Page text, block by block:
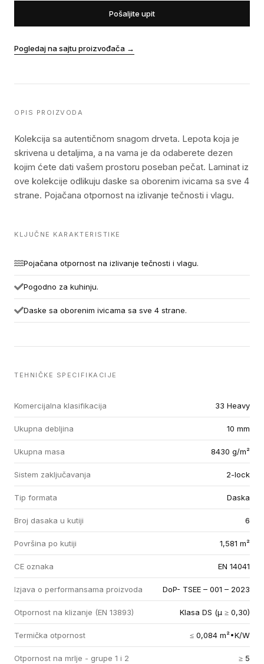
Pošaljite upit
Pogledaj na sajtu proizvođača →
OPIS PROIZVODA
Kolekcija sa autentičnom snagom drveta. Lepota koja je
skrivena u detaljima, a na vama je da odaberete dezen
kojim ćete dati vašem prostoru poseban pečat. Laminat iz
ove kolekcije odlikuju daske sa oborenim ivicama sa sve 4
strane. Pojačana otpornost na izlivanje tečnosti i vlagu.
KLJUČNE KARAKTERISTIKE
Pojačana otpornost na izlivanje tečnosti i vlagu.
Pogodno za kuhinju.
Daske sa oborenim ivicama sa sve 4 strane.
TEHNIČKE SPECIFIKACIJE
Komercijalna klasifikacija 33 Heavy
Ukupna debljina 10 mm
Ukupna masa 8430 g/m²
Sistem zaključavanja 2-lock
Tip formata Daska
Broj dasaka u kutiji 6
Površina po kutiji 1,581 m²
CE oznaka EN 14041
Izjava o performansama proizvoda DoP- TSEE – 001 – 2023
Otpornost na klizanje (EN 13893) Klasa DS (µ ≥ 0,30)
Termička otpornost ≤ 0,084 m²•K/W
Otpornost na mrlje - grupe 1 i 2 ≥ 5